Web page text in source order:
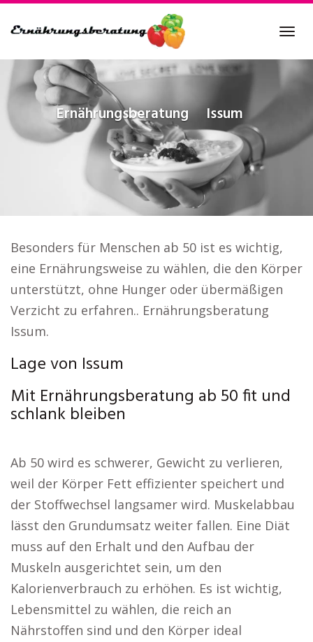
to
content
Ernährungsberatung Issum
Besonders für Menschen ab 50 ist es wichtig,
eine Ernährungsweise zu wählen, die den Körper
unterstützt, ohne Hunger oder übermäßigen
Verzicht zu erfahren.. Ernährungsberatung
Issum.
Lage von Issum
Mit Ernährungsberatung ab 50 fit und
schlank bleiben
Ab 50 wird es schwerer, Gewicht zu verlieren,
weil der Körper Fett effizienter speichert und
der Stoffwechsel langsamer wird. Muskelabbau
lässt den Grundumsatz weiter fallen. Eine Diät
muss auf den Erhalt und den Aufbau der
Muskeln ausgerichtet sein, um den
Kalorienverbrauch zu erhöhen. Es ist wichtig,
Lebensmittel zu wählen, die reich an
Nährstoffen sind und den Körper ideal